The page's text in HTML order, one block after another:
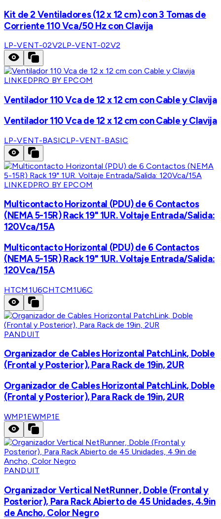
Kit de 2 Ventiladores (12 x 12 cm) con 3 Tomas de
Corriente 110 Vca/50 Hz con Clavija
LP-VENT-02V2LP-VENT-02V2
LINKEDPRO BY EPCOM
Ventilador 110 Vca de 12 x 12 cm con Cable y Clavija
Ventilador 110 Vca de 12 x 12 cm con Cable y Clavija
LP-VENT-BASICLP-VENT-BASIC
LINKEDPRO BY EPCOM
Multicontacto Horizontal (PDU) de 6 Contactos
(NEMA 5-15R) Rack 19" 1UR. Voltaje Entrada/Salida:
120Vca/15A
Multicontacto Horizontal (PDU) de 6 Contactos
(NEMA 5-15R) Rack 19" 1UR. Voltaje Entrada/Salida:
120Vca/15A
HTCM1U6CHTCM1U6C
PANDUIT
Organizador de Cables Horizontal PatchLink, Doble
(Frontal y Posterior), Para Rack de 19in, 2UR
Organizador de Cables Horizontal PatchLink, Doble
(Frontal y Posterior), Para Rack de 19in, 2UR
WMP1EWMP1E
PANDUIT
Organizador Vertical NetRunner, Doble (Frontal y
Posterior), Para Rack Abierto de 45 Unidades, 4.9in
de Ancho, Color Negro